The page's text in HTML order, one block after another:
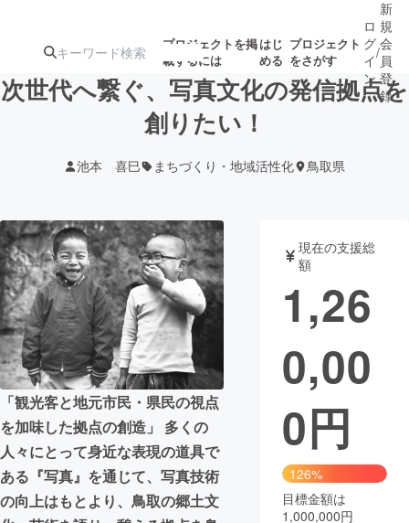
プロジェクトを掲
載するには
はじ
める
プロジェクト
をさがす
注目のリ
ターン
ジェクト
募集終了が近いプ
ロジェクト
されます
アート・写真 音楽
テクノロジー・ガジェット ゲーム・サ
映像・映画
ビジネス・起業
まちづくり・地域活性化
CAMPFIRE for Social Good
CAMPFIRE Creation
ロ
グ
イ
ン
/
新
規
会
員
登
録
次世代へ繋ぐ、写真文化の発信拠点を
創りたい！
池本 喜巳 まちづくり・地域活性化 鳥取県
「観光客と地元市民・県民の視点
を加味した拠点の創造」 多くの
人々にとって身近な表現の道具で
ある『写真』を通じて、写真技術
の向上はもとより、鳥取の郷土文
現在の支援総
額
1,26
0,00
0円
126%
目標金額は
1,000,000円